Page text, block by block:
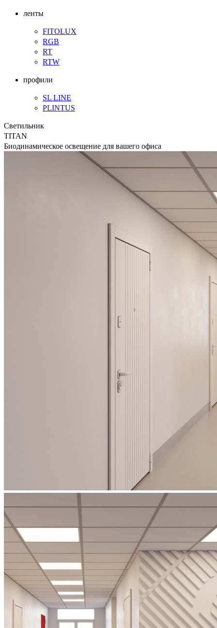
ленты
FITOLUX
RGB
RT
RTW
профили
SL LINE
PLINTUS
Светильник
TITAN
Биодинамическое освещение для вашего офиса